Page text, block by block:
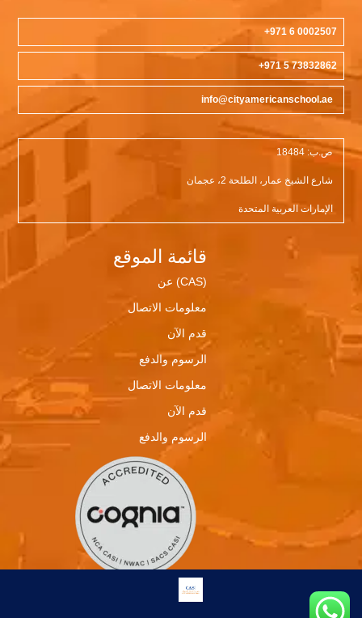
0002507 6 971+
73832862 5 971+
info@cityamericanschool.ae
ص.ب: 18484
شارع الشيخ عمار، الطلحة 2، عجمان
الإمارات العربية المتحدة
قائمة الموقع
(CAS) عن
معلومات الاتصال
قدم الآن
الرسوم والدفع
معلومات الاتصال
قدم الآن
الرسوم والدفع